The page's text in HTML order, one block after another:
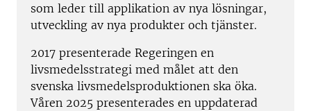
som leder till applikation av nya lösningar,
utveckling av nya produkter och tjänster.
2017 presenterade Regeringen en
livsmedelsstrategi med målet att den
svenska livsmedelsproduktionen ska öka.
Våren 2025 presenterades en uppdaterad